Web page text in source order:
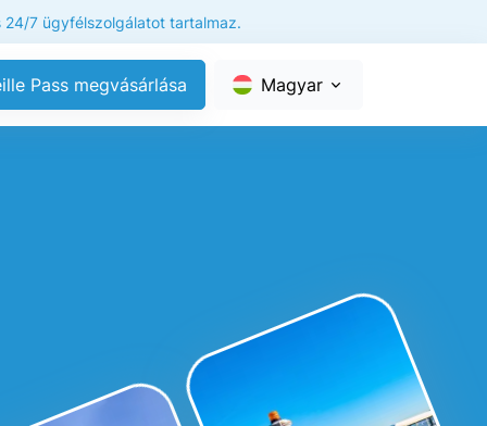
24/7 ügyfélszolgálatot tartalmaz.
Pass megvásárlása Magyar